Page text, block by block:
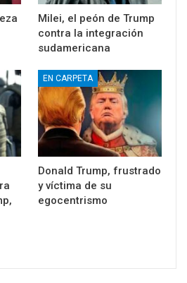
Milei, el peón de Trump
contra la integración
sudamericana
EN CARPETA
Donald Trump, frustrado
y víctima de su
egocentrismo